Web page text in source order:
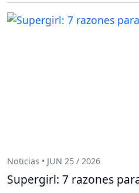
Noticias • JUN 25 / 2026
Supergirl: 7 razones